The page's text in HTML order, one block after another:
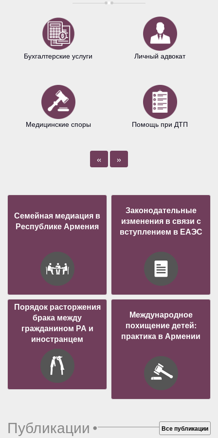
Бухгалтерские услуги
Медицинские споры
Личный адвокат
Помощь при ДТП
« »
Семейная медиация в
Республике Армения
Законодательные
изменения в связи с
вступлением в ЕАЭС
Порядок расторжения
брака между
гражданином РА и
иностранцем
Международное
похищение детей:
практика в Армении
Публикации• Все публикации